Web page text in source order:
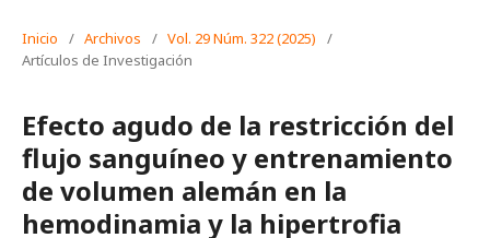
Inicio / Archivos / Vol. 29 Núm. 322 (2025)
/
Artículos de Investigación
Efecto agudo de la restricción del
flujo sanguíneo y entrenamiento
de volumen alemán en la
hemodinamia y la hipertrofia